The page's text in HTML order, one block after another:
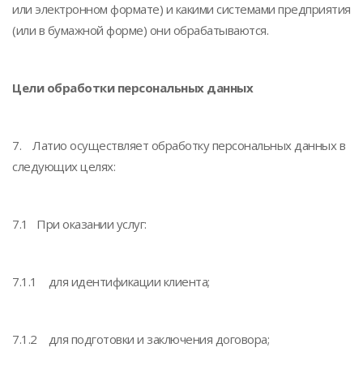
или электронном формате) и какими системами предприятия
(или в бумажной форме) они обрабатываются.
Цели обработки персональных данных
7. Латио осуществляет обработку персональных данных в
следующих целях:
7.1 При оказании услуг:
7.1.1 для идентификации клиента;
7.1.2 для подготовки и заключения договора;